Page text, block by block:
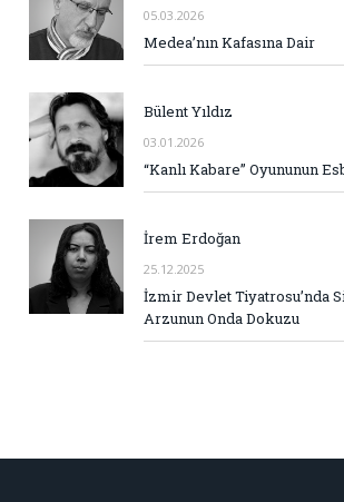
05.03.2026
Medea’nın Kafasına Dair
Bülent Yıldız
03.01.2026
“Kanlı Kabare” Oyununun
İrem Erdoğan
25.12.2025
İzmir Devlet Tiyatrosu’nda
Arzunun Onda Dokuzu